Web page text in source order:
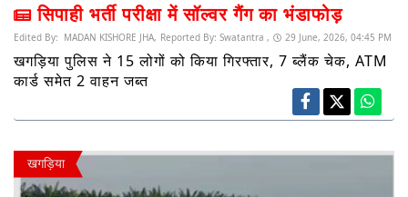
सिपाही भर्ती परीक्षा में सॉल्वर गैंग का भंडाफोड़
Edited By: MADAN KISHORE JHA, Reported By: Swatantra , 29 June, 2026, 04:45 PM
खगड़िया पुलिस ने 15 लोगों को किया गिरफ्तार, 7 ब्लैंक चेक, ATM
कार्ड समेत 2 वाहन जब्त
खगड़िया